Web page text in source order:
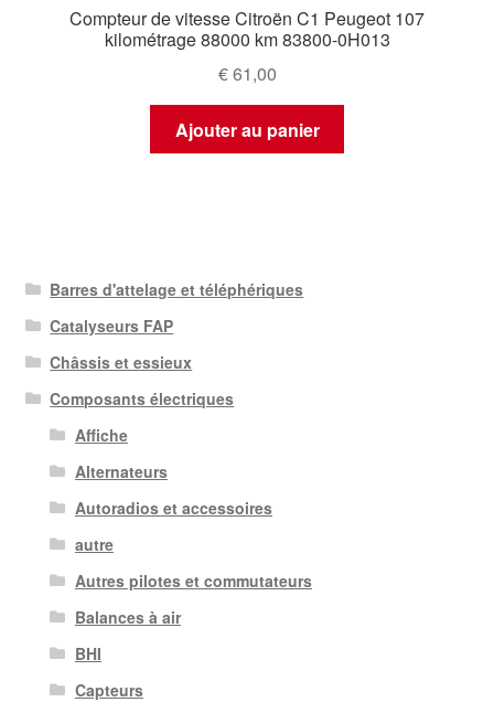
Compteur de vitesse Citroën C1 Peugeot 107
kilométrage 88000 km 83800-0H013
€61,00
Ajouter au panier
Barres d'attelage et téléphériques
Catalyseurs FAP
Châssis et essieux
Composants électriques
Affiche
Alternateurs
Autoradios et accessoires
autre
Autres pilotes et commutateurs
Balances à air
BHI
Capteurs